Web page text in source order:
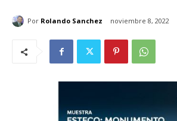
Por Rolando Sanchez noviembre 8, 2022